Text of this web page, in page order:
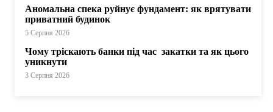
Аномальна спека руйнує фундамент: як врятувати
приватний будинок
5 Серпня 2026
Чому тріскають банки під час закатки та як цього
уникнути
3 Серпня 2026